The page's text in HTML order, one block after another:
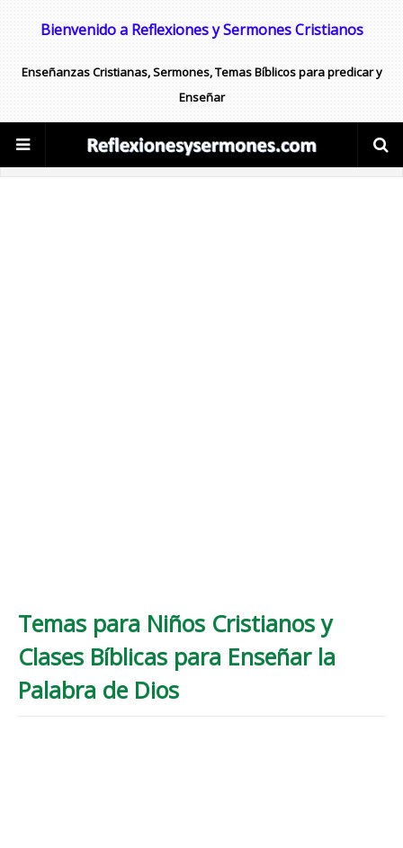
Bienvenido a Reflexiones y Sermones Cristianos
Enseñanzas Cristianas, Sermones, Temas Bíblicos para predicar y
Enseñar
Temas para Niños Cristianos y
Clases Bíblicas para Enseñar la
Palabra de Dios